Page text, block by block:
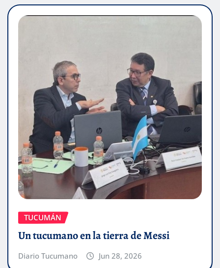
TUCUMÁN
Un tucumano en la tierra de Messi
Diario Tucumano Jun 28, 2026